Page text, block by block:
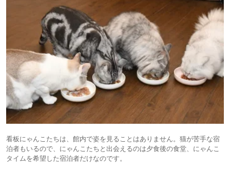
看板にゃんこたちは、館内で姿を見ることはありません。猫が苦手な宿
泊者もいるので、にゃんこたちと出会えるのは夕食後の食堂、にゃんこ
タイムを希望した宿泊者だけなのです。